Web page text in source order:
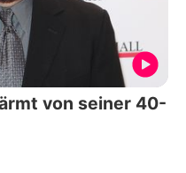
von seiner 40-